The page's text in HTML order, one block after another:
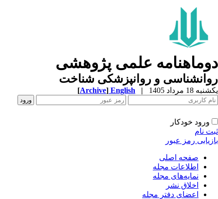
علمی پژوهشی
و روانپزشکی شناخت
18 مرداد 1405 |
English
[Archive]
ورود خودکار
نام
رمز عبور
صفحه اصلی
اطلاعات مجله
نمایه‌های مجله
اخلاق نشر
اعضای دفتر مجله